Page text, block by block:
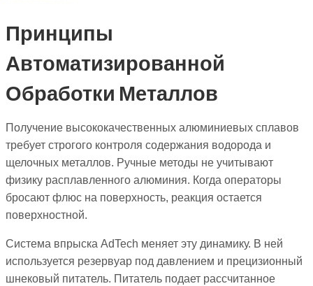
Принципы
Автоматизированной
Обработки Металлов
Получение высококачественных алюминиевых сплавов
требует строгого контроля содержания водорода и
щелочных металлов. Ручные методы не учитывают
физику расплавленного алюминия. Когда операторы
бросают флюс на поверхность, реакция остается
поверхностной.
Система впрыска AdTech меняет эту динамику. В ней
используется резервуар под давлением и прецизионный
шнековый питатель. Питатель подает рассчитанное